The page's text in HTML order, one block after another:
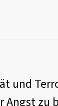
und
Angst zu